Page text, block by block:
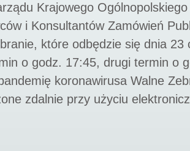
Krajowego
i Konsultantów Zamówień
które odbędzie się dnia 23
o godz. 17:45, drugi termin o
koronawirusa Walne
zdalnie przy użyciu